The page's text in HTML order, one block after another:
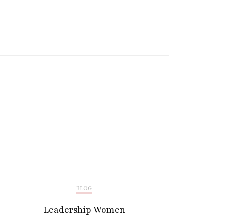
BLOG
Leadership Women